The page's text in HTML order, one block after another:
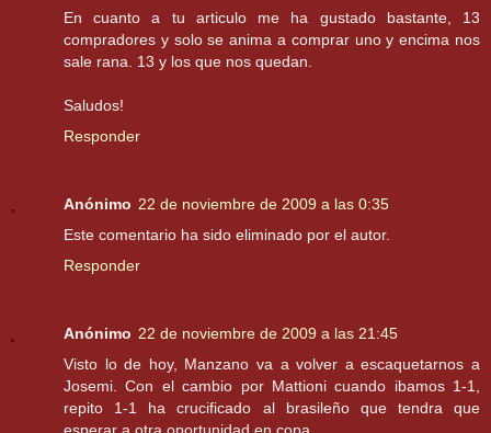
En cuanto a tu articulo me ha gustado bastante, 13
compradores y solo se anima a comprar uno y encima nos
sale rana. 13 y los que nos quedan.
Saludos!
Responder
Anónimo 22 de noviembre de 2009 a las 0:35
Este comentario ha sido eliminado por el autor.
Responder
Anónimo 22 de noviembre de 2009 a las 21:45
Visto lo de hoy, Manzano va a volver a escaquetarnos a
Josemi. Con el cambio por Mattioni cuando ibamos 1-1,
repito 1-1 ha crucificado al brasileño que tendra que
esperar a otra oportunidad en copa.